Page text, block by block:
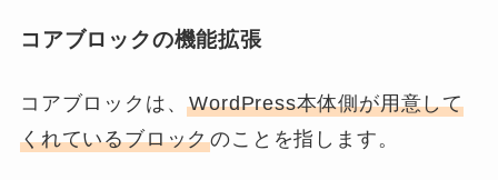
コアブロックの機能拡張
コアブロックは、WordPress本体側が用意して
くれているブロックのことを指します。